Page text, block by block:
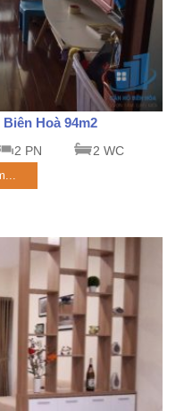
Hoà 94m2
2 PN 2 WC